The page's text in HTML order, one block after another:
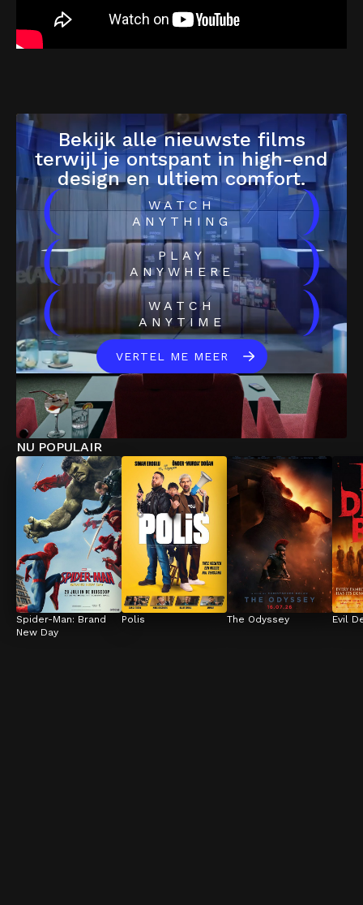
Bekijk alle nieuwste films
terwijl je ontspant in high-end
design en ultiem comfort.
(
WATCH
ANYTHING
)
(
PLAY
ANYWHERE
)
(
WATCH
ANYTIME
)
VERTEL ME MEER
NU POPULAIR
Spider-Man: Brand
New Day
Polis The Odyssey Evil